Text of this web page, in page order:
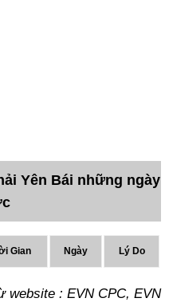
Yên Bái những ngày
Gian Ngày Lý Do
website : EVN CPC, EVN